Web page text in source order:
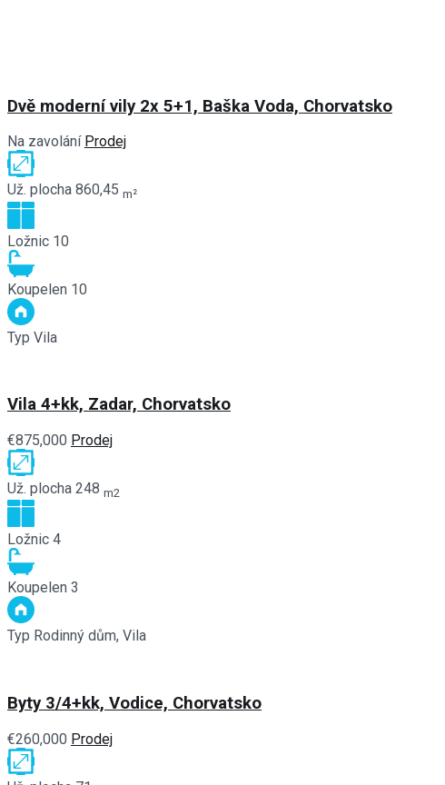
Dvě moderní vily 2x 5+1, Baška Voda, Chorvatsko
Na zavolání Prodej
Už. plocha 860,45 m²
Ložnic 10
Koupelen 10
Typ Vila
Vila 4+kk, Zadar, Chorvatsko
€875,000 Prodej
Už. plocha 248 m2
Ložnic 4
Koupelen 3
Typ Rodinný dům, Vila
Byty 3/4+kk, Vodice, Chorvatsko
€260,000 Prodej